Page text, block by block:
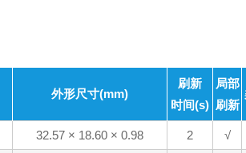
外形尺寸(mm)
刷新
时间(s)
局部
刷新
32.57 × 18.60 × 0.98 2 √